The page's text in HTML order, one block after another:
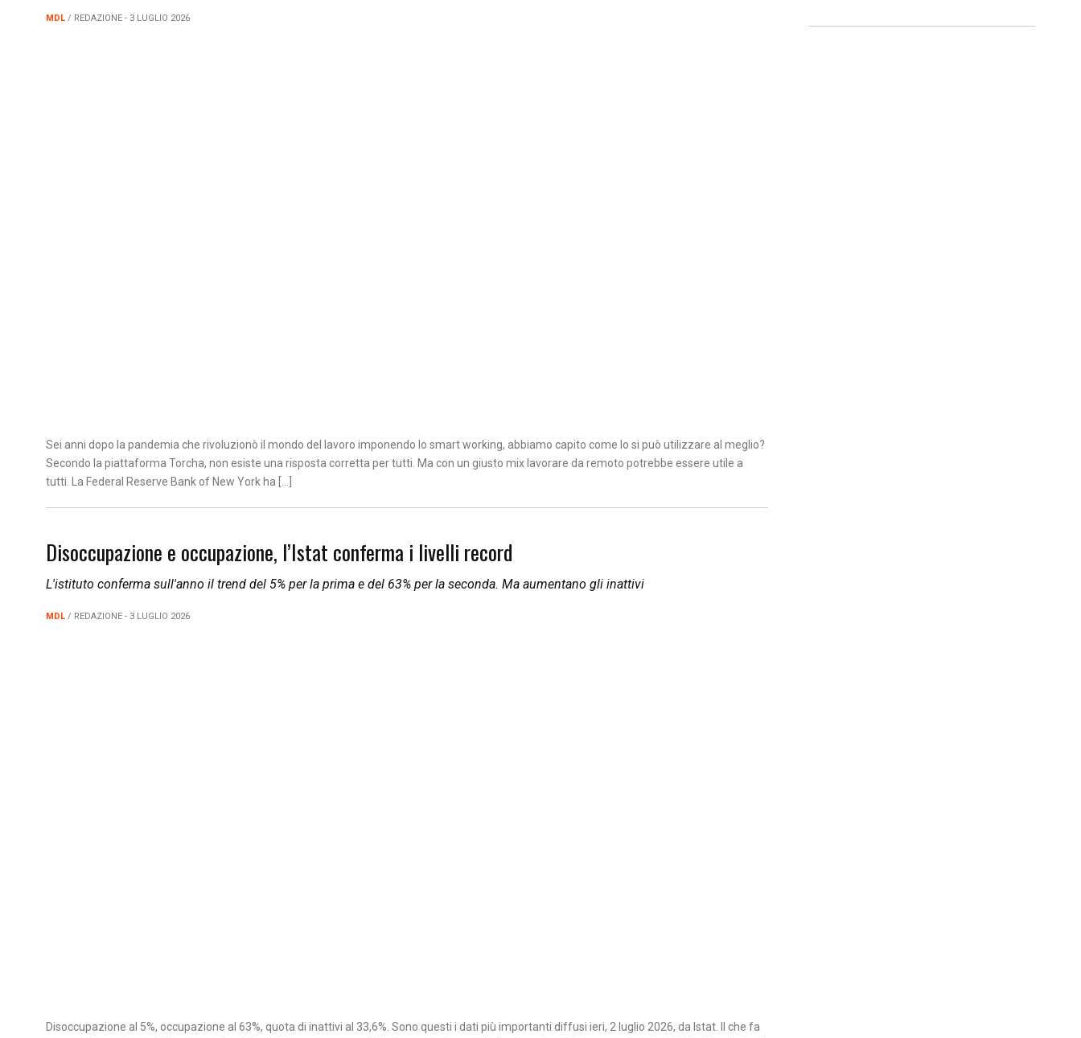
MDL / REDAZIONE - 3 LUGLIO 2026
Sei anni dopo la pandemia che rivoluzionò il mondo del lavoro imponendo lo smart working, abbiamo capito come lo si può utilizzare al meglio?
Secondo la piattaforma Torcha, non esiste una risposta corretta per tutti. Ma con un giusto mix lavorare da remoto potrebbe essere utile a
tutti. La Federal Reserve Bank of New York ha […]
Disoccupazione e occupazione, l’Istat conferma i livelli record
L'istituto conferma sull'anno il trend del 5% per la prima e del 63% per la seconda. Ma aumentano gli inattivi
MDL / REDAZIONE - 3 LUGLIO 2026
Disoccupazione al 5%, occupazione al 63%, quota di inattivi al 33,6%. Sono questi i dati più importanti diffusi ieri, 2 luglio 2026, da Istat. Il che fa